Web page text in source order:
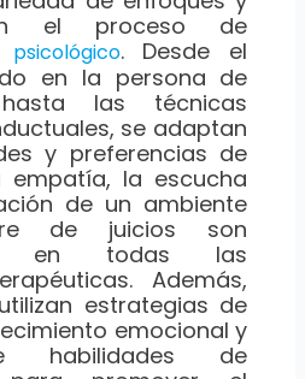
el proceso de
. Desde el
en la persona de
las técnicas
se adaptan
y preferencias de
empatía, la escucha
de un ambiente
de juicios son
en todas las
Además,
estrategias de
emocional y
habilidades de